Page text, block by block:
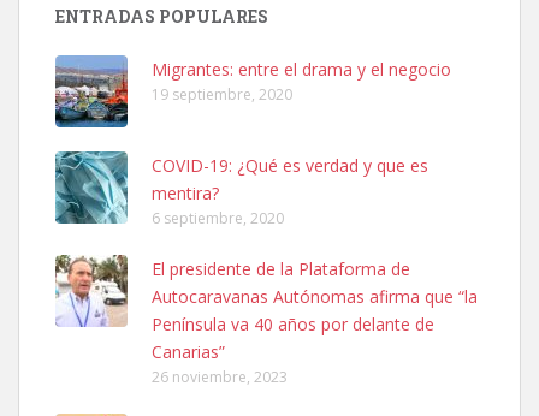
PERRO MACHO RAZA SHIBA CON MICROCHIP PERDIDO HOY
Leales.org » Gran Canaria | 6.7.2025
Ninfa perdida
El día 5 se los perdió una ninfa papillera, asustada tiene miedo a la
calle, se perdió por la zon...
Leales.org » Gran Canaria
ENTRADAS POPULARES
Migrantes: entre el drama y el negocio
19 septiembre, 2020
COVID-19: ¿Qué es verdad y que es
mentira?
6 septiembre, 2020
El presidente de la Plataforma de
Autocaravanas Autónomas afirma que “la
Península va 40 años por delante de
Canarias”
26 noviembre, 2023